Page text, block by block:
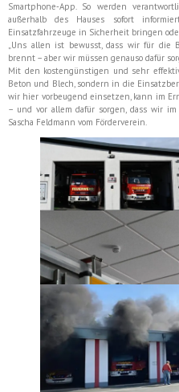
Smartphone‑App. So werden
außerhalb des Hauses sofort
Einsatzfahrzeuge in Sicherheit bringen
„Uns allen ist bewusst, dass wir für die
brennt – aber wir müssen genauso dafür
Mit den kostengünstigen und sehr
Beton und Blech, sondern in die
wir hier vorbeugend einsetzen, kann im
– und vor allem dafür sorgen, dass wir
Sascha Feldmann vom Förderverein.